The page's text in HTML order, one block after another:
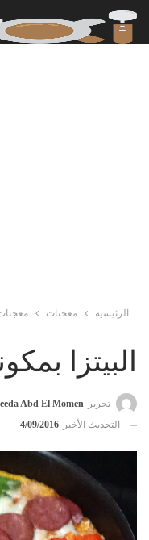
الرئيسية معجنات
البيتزا
تحرير
Mofeeda Abd El Momen
التحديث الأخير
4/09/2016